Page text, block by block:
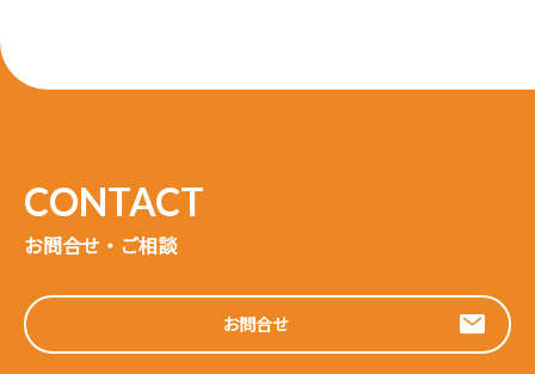
お問合せ・ご相談
お問合せ